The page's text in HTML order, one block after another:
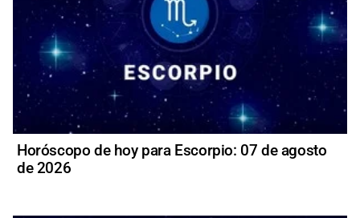
Horóscopo de hoy para Escorpio: 07 de agosto
de 2026